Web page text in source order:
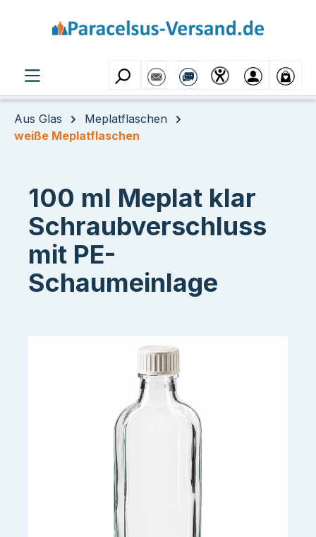
Aus Glas
Meplatflaschen
weiße Meplatflaschen
100 ml Meplat klar
Schraubverschluss
mit PE-
Schaumeinlage